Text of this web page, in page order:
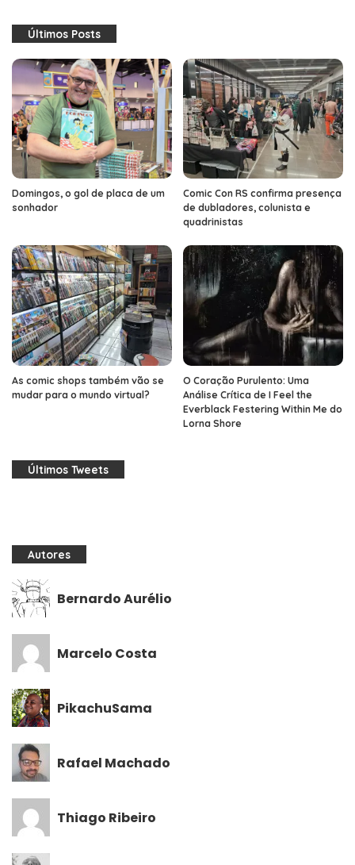
Últimos Posts
Domingos, o gol de placa de um
sonhador
Comic Con RS confirma presença
de dubladores, colunista e
quadrinistas
As comic shops também vão se
mudar para o mundo virtual?
O Coração Purulento: Uma
Análise Crítica de I Feel the
Everblack Festering Within Me do
Lorna Shore
Últimos Tweets
Autores
Bernardo Aurélio
Marcelo Costa
PikachuSama
Rafael Machado
Thiago Ribeiro